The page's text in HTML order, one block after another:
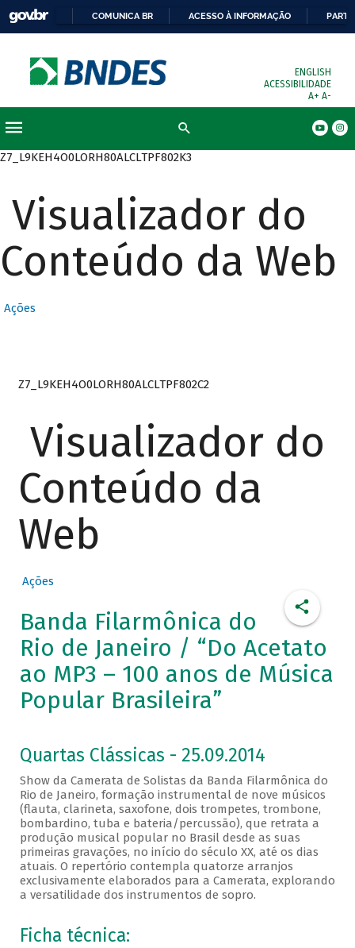
COMUNICA BR ACESSO À INFORMAÇÃO
ENGLISH
ACESSIBILIDADE
A+ A-
Z7_L9KEH4O0LORH80ALCLTPF802K3
Visualizador do
Conteúdo da Web
Ações
Z7_L9KEH4O0LORH80ALCLTPF802C2
Visualizador do
Conteúdo da
Web
Ações
Banda Filarmônica do
Rio de Janeiro / “Do Acetato
ao MP3 – 100 anos de Música
Popular Brasileira”
Quartas Clássicas - 25.09.2014
Show da Camerata de Solistas da Banda Filarmônica do
Rio de Janeiro, formação instrumental de nove músicos
(flauta, clarineta, saxofone, dois trompetes, trombone,
bombardino, tuba e bateria/percussão), que retrata a
produção musical popular no Brasil desde as suas
primeiras gravações, no início do século XX, até os dias
atuais. O repertório contempla quatorze arranjos
exclusivamente elaborados para a Camerata, explorando
a versatilidade dos instrumentos de sopro.
Ficha técnica: